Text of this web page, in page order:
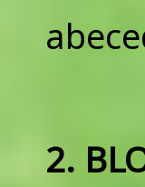
2.